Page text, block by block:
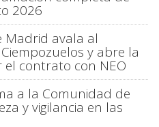
2026
Madrid avala al
y abre la
contrato con NEO
a la Comunidad de
y vigilancia en las